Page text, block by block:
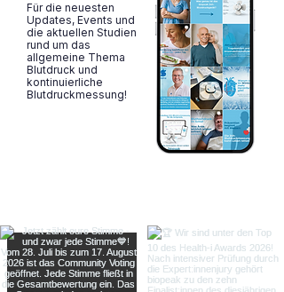
Für die neuesten
Updates, Events und
die aktuellen Studien
rund um das
allgemeine Thema
Blutdruck und
kontinuierliche
Blutdruckmessung!